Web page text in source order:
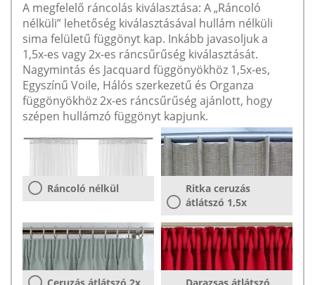
A megfelelő ráncolás kiválasztása: A „Ráncoló
nélküli” lehetőség kiválasztásával hullám nélküli
sima felületű függönyt kap. Inkább javasoljuk a
1,5x-es vagy 2x-es ráncsűrűség kiválasztását.
Nagymintás és Jacquard függönyökhöz 1,5x-es,
Egyszínű Voile, Hálós szerkezetű és Organza
függönyökhöz 2x-es ráncsűrűség ajánlott, hogy
szépen hullámzó függönyt kapjunk.
Ráncoló nélkül
Ritka ceruzás
átlátszó 1,5x